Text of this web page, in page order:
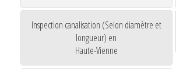
Inspection canalisation (Selon diamètre et
longueur) en
Haute-Vienne